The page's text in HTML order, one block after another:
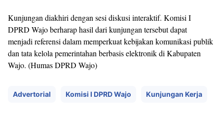
Kunjungan diakhiri dengan sesi diskusi interaktif. Komisi I
DPRD Wajo berharap hasil dari kunjungan tersebut dapat
menjadi referensi dalam memperkuat kebijakan komunikasi publik
dan tata kelola pemerintahan berbasis elektronik di Kabupaten
Wajo. (Humas DPRD Wajo)
Advertorial Komisi I DPRD Wajo Kunjungan Kerja